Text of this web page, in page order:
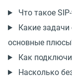
Что такое
Какие
основные
Как
Насколько